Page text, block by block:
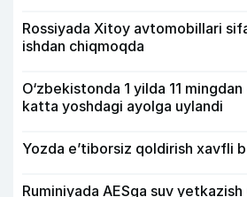
Rossiyada Xitoy avtomobillari
ishdan chiqmoqda
O‘zbekistonda 1 yilda 11
katta yoshdagi ayolga uylandi
Yozda e’tiborsiz qoldirish xavfli
Ruminiyada AESga suv